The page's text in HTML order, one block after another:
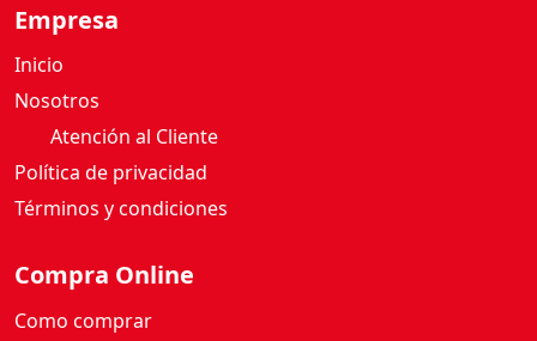
Empresa
Inicio
Nosotros
Atención al Cliente
Política de privacidad
Términos y condiciones
Compra Online
Como comprar